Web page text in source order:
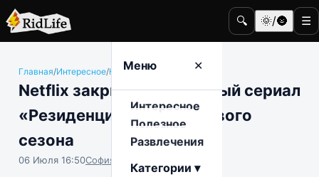
🔍 🌞/🌚 ☰
Меню ✕
Интересное
Полезное
Развлечения
Категории ▾
Главная/Интересное/Кино и телевидение
Netflix закрыл детективный сериал
«Резиденция» после первого
сезона
06 Июля 16:50София Насыпова